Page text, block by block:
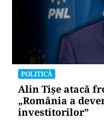
POLITICĂ
Alin Tișe atacă
„România a
investitorilor”